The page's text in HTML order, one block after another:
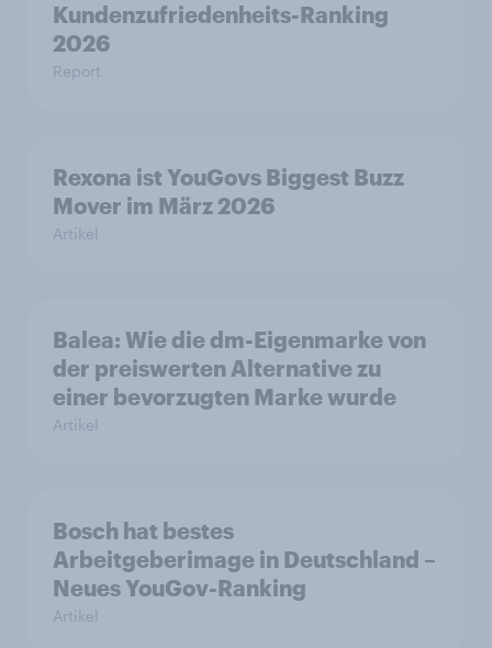
Kundenzufriedenheits-Ranking
2026
Report
Rexona ist YouGovs Biggest Buzz
Mover im März 2026
Artikel
Balea: Wie die dm-Eigenmarke von
der preiswerten Alternative zu
einer bevorzugten Marke wurde
Artikel
Bosch hat bestes
Arbeitgeberimage in Deutschland –
Neues YouGov-Ranking
Artikel